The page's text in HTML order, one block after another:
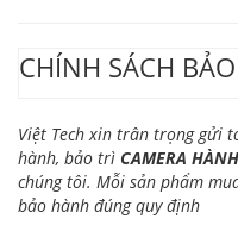
CHÍNH SÁCH
Việt Tech xin trân trọng gửi
hành, bảo trì CAMERA
chúng tôi. Mỗi sản phẩm
bảo hành đúng quy định